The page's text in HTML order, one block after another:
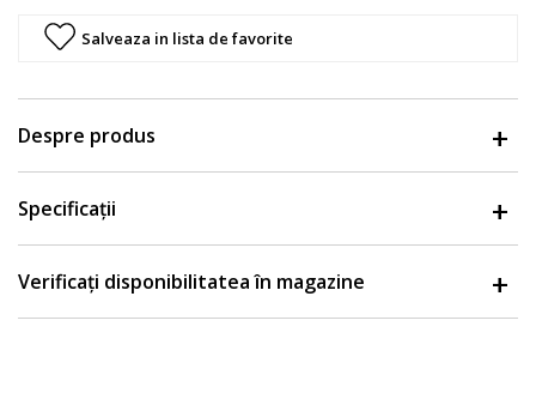
Salveaza in lista de favorite
Despre produs
Specificații
Verificați disponibilitatea în magazine